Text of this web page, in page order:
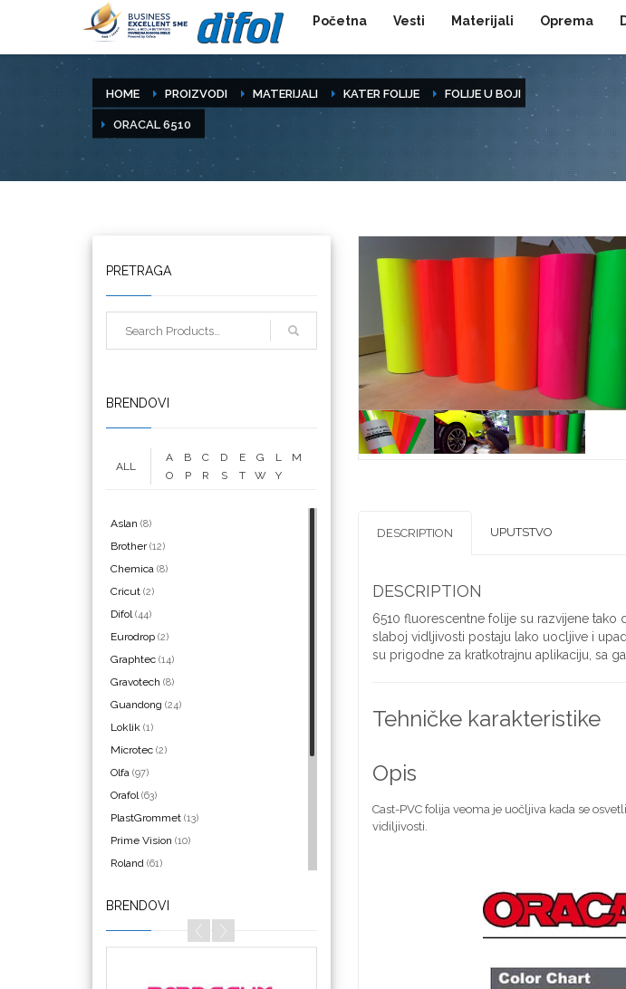
Početna Vesti Materijali Oprema
HOME PROIZVODI MATERIJALI KATER FOLIJE FOLIJE U BOJI
ORACAL 6510
DESCRIPTION UPUTSTVO
DESCRIPTION
6510 fluorescentne folije su razvijene tako
slaboj vidljivosti postaju lako uocljive i
su prigodne za kratkotrajnu aplikaciju, sa
Tehničke karakteristike
Opis
Cast-PVC folija veoma je uočljiva kada se
vidiljivosti.
PRETRAGA
BRENDOVI
ALL
A B C D E G L
M
O
P R S T W Y
Aslan (8)
Brother(12)
Chemica (8)
Cricut (2)
Difol(44)
Eurodrop (2)
Graphtec (14)
Gravotech (8)
Guandong (24)
Loklik (1)
Microtec (2)
Olfa (97)
Orafol(63)
PlastGrommet (13)
Prime Vision (10)
Roland (61)
Silhouette(3)
Siser(11)
BRENDOVI
WrapCut
Argon Manoukian